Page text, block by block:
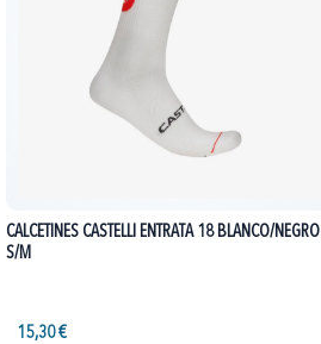
CALCETINES CASTELLI ENTRATA 18 BLANCO/NEGRO
S/M
15,30 €